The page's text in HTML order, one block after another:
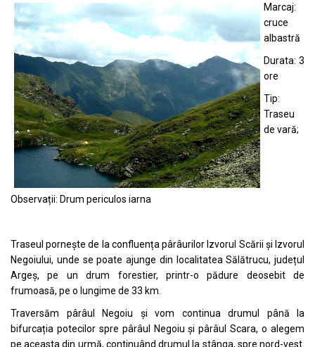
Marcaj:
cruce
albastră
Durata: 3
ore
Tip:
Traseu
de vară;
Observații: Drum periculos iarna
Traseul pornește de la confluența pârâurilor Izvorul Scării și Izvorul
Negoiului, unde se poate ajunge din localitatea Sălătrucu, județul
Argeș, pe un drum forestier, printr-o pădure deosebit de
frumoasă, pe o lungime de 33 km.
Traversăm pârâul Negoiu și vom continua drumul până la
bifurcația potecilor spre pârâul Negoiu și pârâul Scara, o alegem
pe aceasta din urmă, continuând drumul la stânga, spre nord-vest.